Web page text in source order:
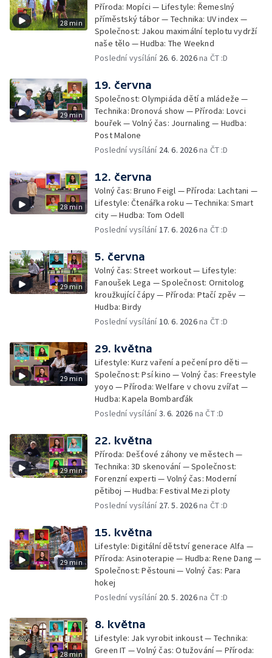
28 min
Příroda: Mopíci — Lifestyle: Řemeslný
příměstský tábor — Technika: UV index —
Společnost: Jakou maximální teplotu vydrží
naše tělo — Hudba: The Weeknd
Poslední vysílání 26. 6. 2026na ČT :D
29 min
19. června
Společnost: Olympiáda dětí a mládeže —
Technika: Dronová show — Příroda: Lovci
bouřek — Volný čas: Journaling — Hudba:
Post Malone
Poslední vysílání 24. 6. 2026na ČT :D
28 min
12. června
Volný čas: Bruno Feigl — Příroda: Lachtani —
Lifestyle: Čtenářka roku — Technika: Smart
city — Hudba: Tom Odell
Poslední vysílání17. 6. 2026na ČT :D
29 min
5. června
Volný čas: Street workout — Lifestyle:
Fanoušek Lega — Společnost: Ornitolog
kroužkující čápy — Příroda: Ptačí zpěv —
Hudba: Birdy
Poslední vysílání10. 6. 2026na ČT :D
29 min
29. května
Lifestyle: Kurz vaření a pečení pro děti —
Společnost: Psí kino — Volný čas: Freestyle
yoyo — Příroda: Welfare v chovu zvířat —
Hudba: Kapela Bombarďák
Poslední vysílání3. 6. 2026 na ČT :D
29 min
22. května
Příroda: Dešťové záhony ve městech —
Technika: 3D skenování — Společnost:
Forenzní experti — Volný čas: Moderní
pětiboj — Hudba: Festival Mezi ploty
Poslední vysílání 27. 5. 2026na ČT :D
29 min
15. května
Lifestyle: Digitální dětství generace Alfa —
Příroda: Asinoterapie — Hudba: Rene Dang —
Společnost: Pěstouni — Volný čas: Para
hokej
Poslední vysílání 20. 5. 2026na ČT :D
28 min
8. května
Lifestyle: Jak vyrobit inkoust — Technika:
Green IT — Volný čas: Otužování — Příroda: